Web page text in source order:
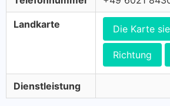
Landkarte Die Karte
Richtung
Dienstleistung